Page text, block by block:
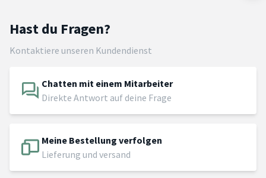
Hast du Fragen?
Kontaktiere unseren Kundendienst
Chatten mit einem Mitarbeiter
Direkte Antwort auf deine Frage
Meine Bestellung verfolgen
Lieferung und versand